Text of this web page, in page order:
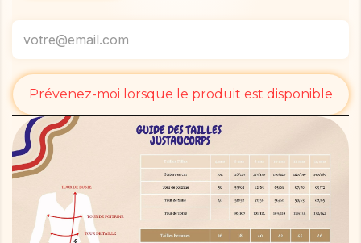
Prévenez-moi lorsque le produit est disponible